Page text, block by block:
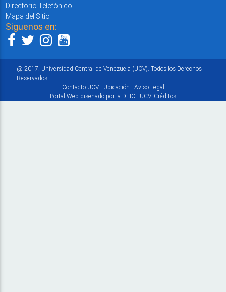
Directorio Telefónico
Mapa del Sitio
Siguenos en:
@ 2017. Universidad Central de Venezuela (UCV). Todos los Derechos
Reservados
Contacto UCV| Ubicación | Aviso Legal
Portal Web diseñado por la DTIC - UCV. Créditos